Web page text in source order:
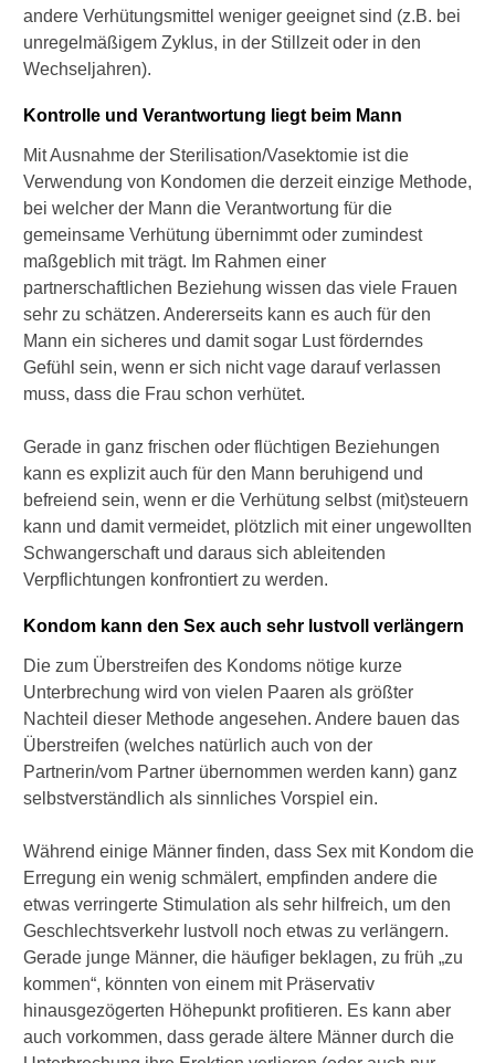
andere Verhütungsmittel weniger geeignet sind (z.B. bei
unregelmäßigem Zyklus, in der Stillzeit oder in den
Wechseljahren).
Kontrolle und Verantwortung liegt beim Mann
Mit Ausnahme der Sterilisation/Vasektomie ist die
Verwendung von Kondomen die derzeit einzige Methode,
bei welcher der Mann die Verantwortung für die
gemeinsame Verhütung übernimmt oder zumindest
maßgeblich mit trägt. Im Rahmen einer
partnerschaftlichen Beziehung wissen das viele Frauen
sehr zu schätzen. Andererseits kann es auch für den
Mann ein sicheres und damit sogar Lust förderndes
Gefühl sein, wenn er sich nicht vage darauf verlassen
muss, dass die Frau schon verhütet.
Gerade in ganz frischen oder flüchtigen Beziehungen
kann es explizit auch für den Mann beruhigend und
befreiend sein, wenn er die Verhütung selbst (mit)steuern
kann und damit vermeidet, plötzlich mit einer ungewollten
Schwangerschaft und daraus sich ableitenden
Verpflichtungen konfrontiert zu werden.
Kondom kann den Sex auch sehr lustvoll verlängern
Die zum Überstreifen des Kondoms nötige kurze
Unterbrechung wird von vielen Paaren als größter
Nachteil dieser Methode angesehen. Andere bauen das
Überstreifen (welches natürlich auch von der
Partnerin/vom Partner übernommen werden kann) ganz
selbstverständlich als sinnliches Vorspiel ein.
Während einige Männer finden, dass Sex mit Kondom die
Erregung ein wenig schmälert, empfinden andere die
etwas verringerte Stimulation als sehr hilfreich, um den
Geschlechtsverkehr lustvoll noch etwas zu verlängern.
Gerade junge Männer, die häufiger beklagen, zu früh „zu
kommen“, könnten von einem mit Präservativ
hinausgezögerten Höhepunkt profitieren. Es kann aber
auch vorkommen, dass gerade ältere Männer durch die
►
Medikamente